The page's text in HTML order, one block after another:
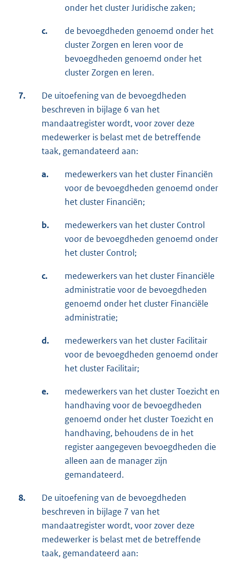
onder het cluster Juridische zaken;
c.
de bevoegdheden genoemd onder het
cluster Zorgen en leren voor de
bevoegdheden genoemd onder het
cluster Zorgen en leren.
7.
De uitoefening van de bevoegdheden
beschreven in bijlage 6 van het
mandaatregister wordt, voor zover deze
medewerker is belast met de betreffende
taak, gemandateerd aan:
a.
medewerkers van het cluster Financiën
voor de bevoegdheden genoemd onder
het cluster Financiën;
b.
medewerkers van het cluster Control
voor de bevoegdheden genoemd onder
het cluster Control;
c.
medewerkers van het cluster Financiële
administratie voor de bevoegdheden
genoemd onder het cluster Financiële
administratie;
d.
medewerkers van het cluster Facilitair
voor de bevoegdheden genoemd onder
het cluster Facilitair;
e.
medewerkers van het cluster Toezicht en
handhaving voor de bevoegdheden
genoemd onder het cluster Toezicht en
handhaving, behoudens de in het
register aangegeven bevoegdheden die
alleen aan de manager zijn
gemandateerd.
8.
De uitoefening van de bevoegdheden
beschreven in bijlage 7 van het
mandaatregister wordt, voor zover deze
medewerker is belast met de betreffende
taak, gemandateerd aan: